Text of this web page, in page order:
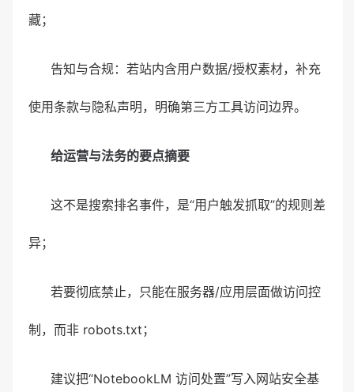
藏；
告知与合规：若站内含用户数据/授权素材，补充
使用条款与隐私声明，明确第三方工具访问边界。
给运营与法务的要点摘要
这不是搜索排名事件，是“用户触发抓取”的规则差
异；
若要彻底禁止，只能在服务器/应用层面做访问控
制，而非 robots.txt；
建议把“NotebookLM 访问处置”写入网站安全基